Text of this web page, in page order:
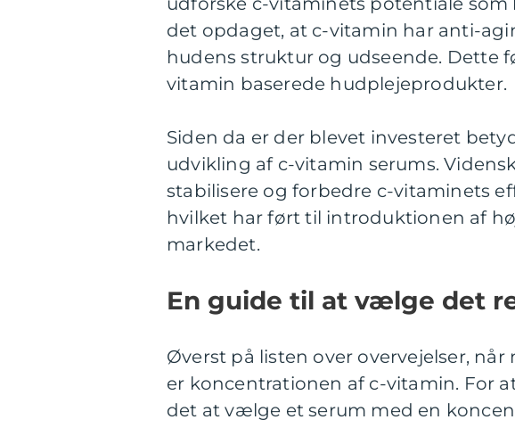
det opdaget, at c-vitamin har anti-
hudens struktur og udseende. Dette
vitamin baserede hudplejeprodukter.
Siden da er der blevet investeret
udvikling af c-vitamin serums.
stabilisere og forbedre c-vitaminets
hvilket har ført til introduktionen af
markedet.
En guide til at vælge det
Øverst på listen over overvejelser,
er koncentrationen af c-vitamin. For
det at vælge et serum med en